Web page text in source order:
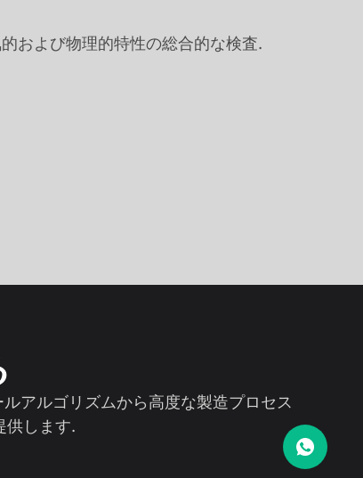
および物理的特性の総合的な検査.
アルゴリズムから高度な製造プロセス
供します.